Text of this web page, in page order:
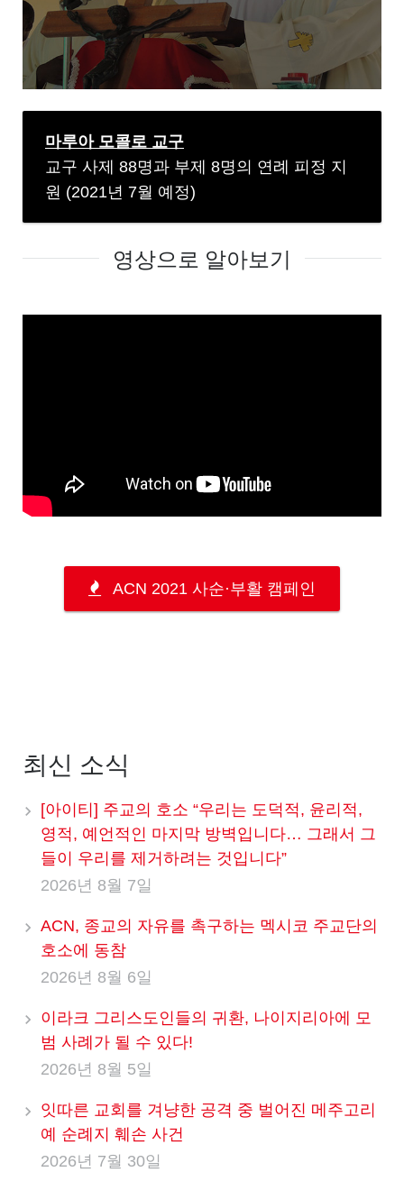
마루아 모콜로 교구
교구 사제 88명과 부제 8명의 연례 피정 지
원 (2021년 7월 예정)
영상으로 알아보기
ACN 2021 사순·부활 캠페인
최신 소식
[아이티] 주교의 호소 “우리는 도덕적, 윤리적,
영적, 예언적인 마지막 방벽입니다… 그래서 그
들이 우리를 제거하려는 것입니다”
2026년 8월 7일
ACN, 종교의 자유를 촉구하는 멕시코 주교단의
호소에 동참
2026년 8월 6일
이라크 그리스도인들의 귀환, 나이지리아에 모
범 사례가 될 수 있다!
2026년 8월 5일
잇따른 교회를 겨냥한 공격 중 벌어진 메주고리
예 순례지 훼손 사건
2026년 7월 30일